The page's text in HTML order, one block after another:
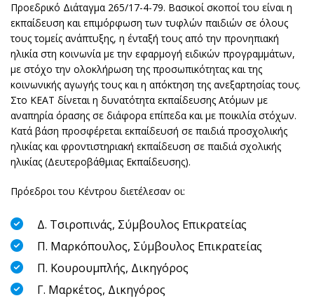
Προεδρικό Διάταγμα 265/17-4-79. Βασικοί σκοποί του είναι η
εκπαίδευση και επιμόρφωση των τυφλών παιδιών σε όλους
τους τομείς ανάπτυξης, η ένταξή τους από την προνηπιακή
ηλικία στη κοινωνία με την εφαρμογή ειδικών προγραμμάτων,
με στόχο την ολοκλήρωση της προσωπικότητας και της
κοινωνικής αγωγής τους και η απόκτηση της ανεξαρτησίας τους.
Στο ΚΕΑΤ δίνεται η δυνατότητα εκπαίδευσης Ατόμων με
αναπηρία όρασης σε διάφορα επίπεδα και με ποικιλία στόχων.
Κατά βάση προσφέρεται εκπαίδευσή σε παιδιά προσχολικής
ηλικίας και φροντιστηριακή εκπαίδευση σε παιδιά σχολικής
ηλικίας (Δευτεροβάθμιας Εκπαίδευσης).
Πρόεδροι του Κέντρου διετέλεσαν οι:
Δ. Τσιροπινάς, Σύμβουλος Επικρατείας
Π. Μαρκόπουλος, Σύμβουλος Επικρατείας
Π. Κουρουμπλής, Δικηγόρος
Γ. Μαρκέτος, Δικηγόρος